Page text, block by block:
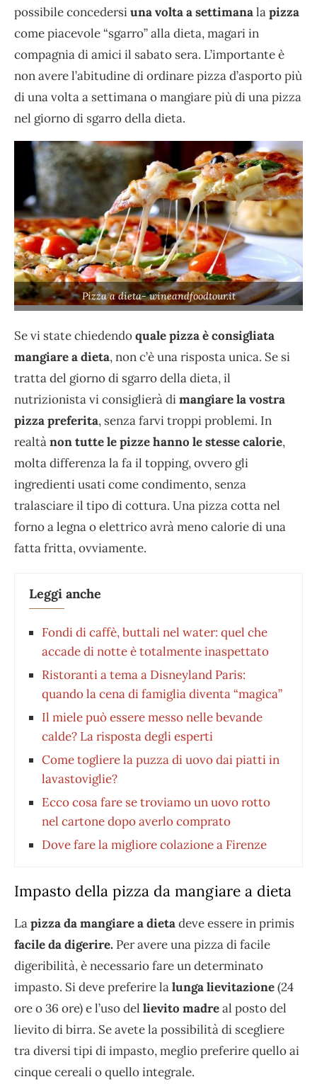
possibile concedersiuna volta a settimanalapizza
come piacevole “sgarro” alla dieta, magari in
compagnia di amici il sabato sera. L’importante è
non avere l’abitudine di ordinare pizza d’asporto più
di una volta a settimana o mangiare più di una pizza
nel giorno di sgarro della dieta.
Pizza a dieta- wineandfoodtour.it
Se vi state chiedendoquale pizza è consigliata
mangiare a dieta, non c’è una risposta unica. Se si
tratta del giorno di sgarro della dieta, il
nutrizionista vi consiglierà dimangiare la vostra
pizza preferita, senza farvi troppi problemi. In
realtànon tutte le pizze hanno le stesse calorie,
molta differenza la fa il topping, ovvero gli
ingredienti usati come condimento, senza
tralasciare il tipo di cottura. Una pizza cotta nel
forno a legna o elettrico avrà meno calorie di una
fatta fritta, ovviamente.
Leggi anche
Fondi di caffè, buttali nel water: quel che
accade di notte è totalmente inaspettato
Ristoranti a tema a Disneyland Paris:
quando la cena di famiglia diventa “magica”
Il miele può essere messo nelle bevande
calde? La risposta degli esperti
Come togliere la puzza di uovo dai piatti in
lavastoviglie?
Ecco cosa fare se troviamo un uovo rotto
nel cartone dopo averlo comprato
Dove fare la migliore colazione a Firenze
Impasto della pizza da mangiare a dieta
Lapizza da mangiare a dietadeve essere in primis
facile da digerire. Per avere una pizza di facile
digeribilità, è necessario fare un determinato
impasto. Si deve preferire lalunga lievitazione(24
ore o 36 ore) e l’uso del lievito madreal posto del
lievito di birra. Se avete la possibilità di scegliere
tra diversi tipi di impasto, meglio preferire quello ai
cinque cereali o quello integrale.